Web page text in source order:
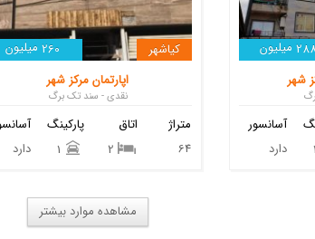
260میلیون
کیاشهر
اپارتمان مرکز شهر
نقدی - سند تک برگ
دارد
پارکینگ
اتاق
متراژ
64
میلیون
شهر
آسانسور
دارد
مشاهده موارد بیشتر